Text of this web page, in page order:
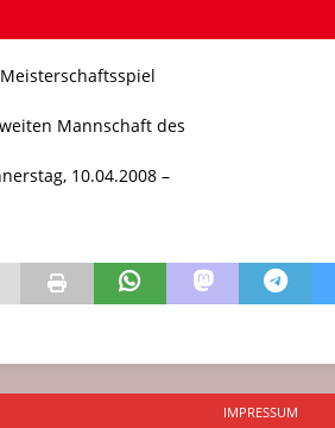
Mannschaft des
10.04.2008 –
IMPRESSUM